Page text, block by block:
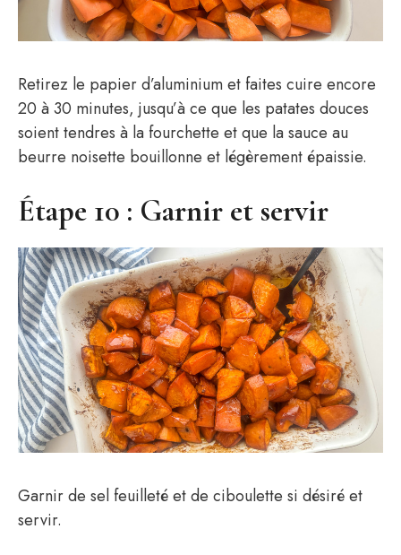
Retirez le papier d’aluminium et faites cuire encore
20 à 30 minutes, jusqu’à ce que les patates douces
soient tendres à la fourchette et que la sauce au
beurre noisette bouillonne et légèrement épaissie.
Étape 10 : Garnir et servir
Garnir de sel feuilleté et de ciboulette si désiré et
servir.